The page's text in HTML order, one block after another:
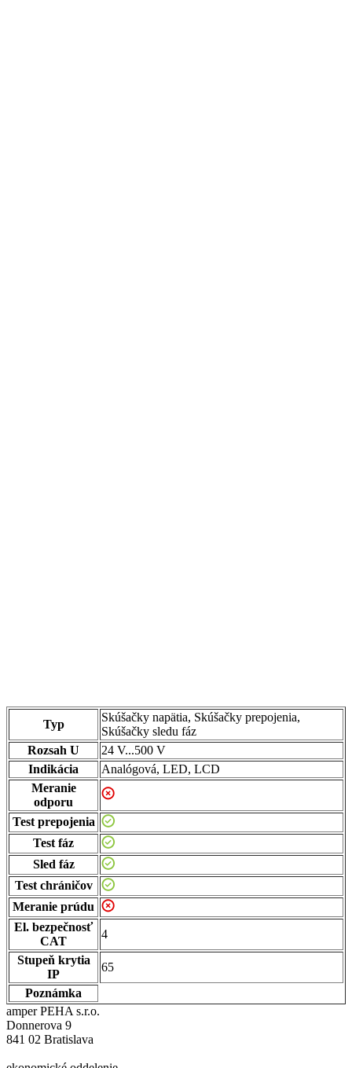
Typ
Skúšačky napätia, Skúšačky prepojenia,
Skúšačky sledu fáz
Rozsah U
24 V...500 V
Indikácia
Analógová, LED, LCD
Meranie
odporu
Test prepojenia
Test fáz
Sled fáz
Test chráničov
Meranie prúdu
El. bezpečnosť
CAT
4
Stupeň krytia
IP
65
Poznámka
amper PEHA s.r.o.
Donnerova 9
841 02 Bratislava